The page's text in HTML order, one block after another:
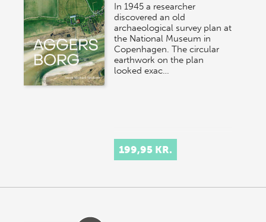
In 1945 a researcher
discovered an old
archaeological survey plan at
the National Museum in
Copenhagen. The circular
earthwork on the plan
looked exac…
199,95 KR.